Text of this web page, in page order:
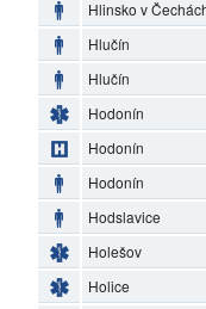
Hlinsko v
Hlučín
Hlučín
Hodonín
Hodonín
Hodonín
Hodslavice
Holešov
Holice